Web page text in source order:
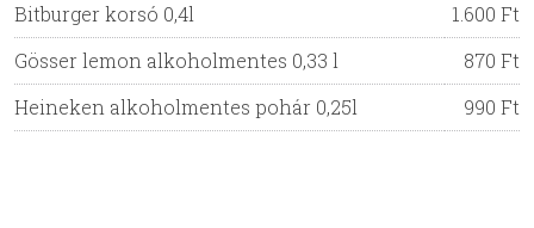
Bitburger korsó 0,4l
1.600 Ft
Gösser lemon alkoholmentes 0,33 l
870 Ft
Heineken alkoholmentes pohár 0,25l
990 Ft